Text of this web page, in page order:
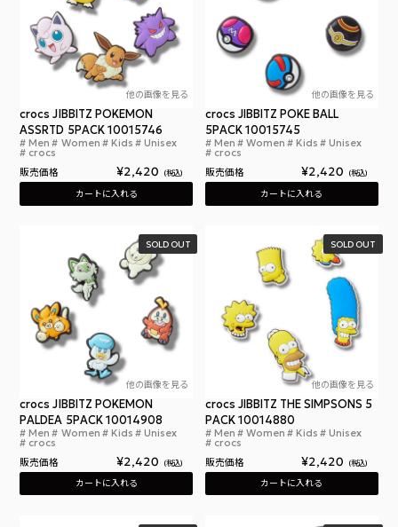
他の画像を見る
クロックス ジビッツ ポケモン アソート 5パック
crocs JIBBITZ POKEMON
ASSRTD 5PACK 10015746
Men Women Kids Unisex
crocs
販売価格 ¥2,420 税込
カートに入れる
他の画像を見る
crocs JIBBITZ POKE BALL
5PACK 10015745
Men Women Kids Unisex
crocs
販売価格 ¥2,420 税込
カートに入れる
他の画像を見る
クロックス ジビッツ ポケモン パルデア 5パック
crocs JIBBITZ POKEMON
PALDEA 5PACK 10014908
Men Women Kids Unisex
crocs
販売価格 ¥2,420 税込
SOLD OUT
カートに入れる
他の画像を見る
crocs JIBBITZ THE SIMPSONS 5
PACK 10014880
Men Women Kids Unisex
crocs
販売価格 ¥2,420 税込
SOLD OUT
カートに入れる